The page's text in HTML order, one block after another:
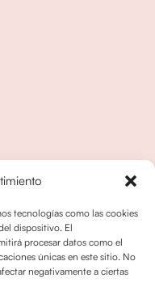
tecnologías como las cookies
dispositivo. El
procesar datos como el
únicas en este sitio. No
negativamente a ciertas